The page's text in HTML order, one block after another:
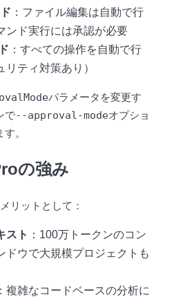
：ファイル編集は自動で行
ンド実行には承認が必要
：すべての操作を自動で行
リティ対策あり）
パラメータを変更す
で--approval-modeオプショ
。
の強み
リットとして：
スト ：100万トークンのコン
ドウで大規模プロジェクトも
：複雑なコードベースの分析に